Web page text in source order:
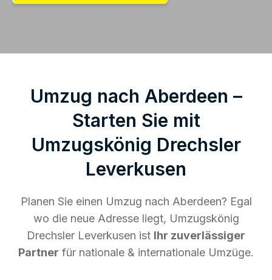
Umzug nach Aberdeen –
Starten Sie mit
Umzugskönig Drechsler
Leverkusen
Planen Sie einen Umzug nach Aberdeen? Egal
wo die neue Adresse liegt, Umzugskönig
Drechsler Leverkusen ist Ihr zuverlässiger
Partner für nationale & internationale Umzüge.